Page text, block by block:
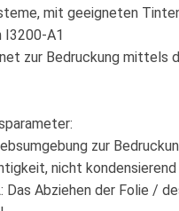
mit geeigneten
I3200-A1
zur Bedruckung mittels
zur
nicht kondensierend
Das Abziehen der Folie /